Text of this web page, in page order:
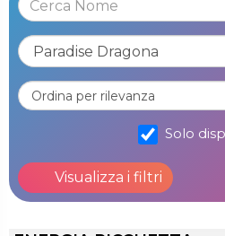
Solo
Visualizza i filtri